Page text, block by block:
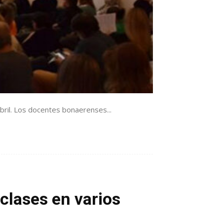
Los docentes bonaerenses...
en varios